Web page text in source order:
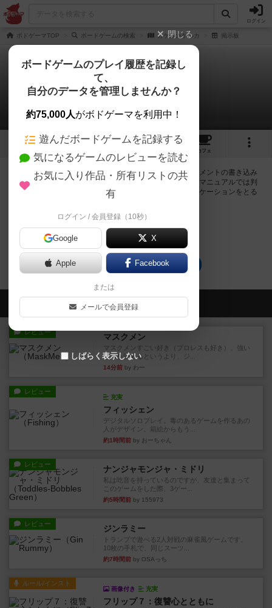
ログイン
ボドゲーマTOP ボードゲームの検索 カケルカケルカ 掲示板
カケルカケルカ
0件の掲示板
1 4
カフェ
ログインするとカケルカケルカに関する掲示板の作成やコメントの書き込み
が出来るようになります。ルールの疑問やエラッタ情報、マニュアルでは判
断し辛い曖昧な表記等について会員同士で自由にコミュニケーションをとる
ログイン/無料会員登録
カケルカケルカのトップに戻る
会員の新しい投稿
レビュー マスクメン
マスクメンすごい好き（プロレスも好き）。強い
やつを決めるというより、ジ...
14分前 by わー
レビュー
充実
フィッシェン
デジタルソロプレイ。毒のあるゲームを作るあの
人がデザイン。箱絵からもう...
約1時間前 by おーちゃん
レビュー ナンジャモンジャ・ミドリ
私は吃音を持っているのですが、友達と集まって
このゲームをした際、3ゲー...
約5時間前 by 155973
レビュー ジンラミー
トランプで遊べる2人対戦の麻雀風ゲームです。
10枚の手札で、同じスーツ...
約7時間前 by OSAっち
ルール/インスト
画像付き 充実
フリップ７：復讐心とともに
閉じる
ボードゲームのプレイ履歴を記録し
て、
自分のデータを管理しませんか？
約75,000人がボドゲーマを利用中！
遊んだボードゲームを記録する
気になるゲームのレビューを読む
お気に入り作品・所有リストの共
有
ログイン / 会員登録（10秒）
Google X
Apple Facebook
または
メールで会員登録
しばらく表示しない